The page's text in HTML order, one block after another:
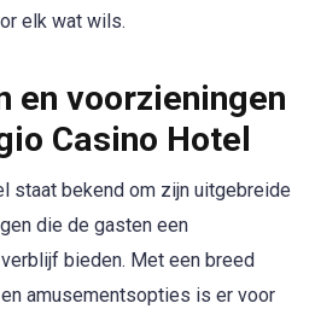
elk wat wils.
en voorzieningen
Casino Hotel
staat bekend om zijn uitgebreide
die de gasten een
bieden. Met een breed
amusementsopties is er voor